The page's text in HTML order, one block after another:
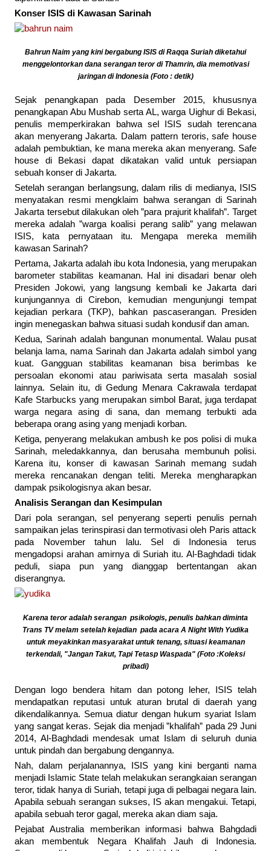
Konser ISIS di Kawasan Sarinah
Bahrun Naim yang kini bergabung ISIS di Raqqa Suriah diketahui
menggelontorkan dana serangan teror di Thamrin, dia memotivasi
jaringan di Indonesia (Foto : detik)
Sejak penangkapan pada Desember 2015, khususnya
penangkapan Abu Mushab serta AL, warga Uighur di Bekasi,
penulis memperkirakan bahwa sel ISIS sudah terencana
akan menyerang Jakarta. Dalam pattern teroris, safe house
adalah pembuktian, ke mana mereka akan menyerang. Safe
house di Bekasi dapat dikatakan valid untuk persiapan
sebuah konser di Jakarta.
Setelah serangan berlangsung, dalam rilis di medianya, ISIS
menyatakan resmi mengklaim bahwa serangan di Sarinah
Jakarta tersebut dilakukan oleh ”para prajurit khalifah”. Target
mereka adalah ”warga koalisi perang salib” yang melawan
ISIS, kata pernyataan itu. Mengapa mereka memilih
kawasan Sarinah?
Pertama, Jakarta adalah ibu kota Indonesia, yang merupakan
barometer stabilitas keamanan. Hal ini disadari benar oleh
Presiden Jokowi, yang langsung kembali ke Jakarta dari
kunjungannya di Cirebon, kemudian mengunjungi tempat
kejadian perkara (TKP), bahkan pascaserangan. Presiden
ingin menegaskan bahwa situasi sudah kondusif dan aman.
Kedua, Sarinah adalah bangunan monumental. Walau pusat
belanja lama, nama Sarinah dan Jakarta adalah simbol yang
kuat. Gangguan stabilitas keamanan bisa berimbas ke
persoalan ekonomi atau pariwisata serta masalah sosial
lainnya. Selain itu, di Gedung Menara Cakrawala terdapat
Kafe Starbucks yang merupakan simbol Barat, juga terdapat
warga negara asing di sana, dan memang terbukti ada
beberapa orang asing yang menjadi korban.
Ketiga, penyerang melakukan ambush ke pos polisi di muka
Sarinah, meledakkannya, dan berusaha membunuh polisi.
Karena itu, konser di kawasan Sarinah memang sudah
mereka rencanakan dengan teliti. Mereka mengharapkan
dampak psikologisnya akan besar.
Analisis Serangan dan Kesimpulan
Dari pola serangan, sel penyerang seperti penulis pernah
sampaikan jelas terinspirasi dan termotivasi oleh Paris attack
pada November tahun lalu. Sel di Indonesia terus
mengadopsi arahan amirnya di Suriah itu. Al-Baghdadi tidak
peduli, siapa pun yang dianggap bertentangan akan
diserangnya.
Karena teror adalah serangan psikologis, penulis bahkan diminta
Trans TV melam setelah kejadian pada acara A Night With Yudika
untuk meyakinkan masyarakat untuk tenang, situasi keamanan
terkendali, "Jangan Takut, Tapi Tetasp Waspada" (Foto :Koleksi
pribadi)
Dengan logo bendera hitam dan potong leher, ISIS telah
mendapatkan reputasi untuk aturan brutal di daerah yang
dikendalikannya. Semua diatur dengan hukum syariat Islam
yang sangat keras. Sejak dia menjadi ”khalifah” pada 29 Juni
2014, Al-Baghdadi mendesak umat Islam di seluruh dunia
untuk pindah dan bergabung dengannya.
Nah, dalam perjalanannya, ISIS yang kini berganti nama
menjadi Islamic State telah melakukan serangkaian serangan
teror, tidak hanya di Suriah, tetapi juga di pelbagai negara lain.
Apabila sebuah serangan sukses, IS akan mengakui. Tetapi,
apabila sebuah teror gagal, mereka akan diam saja.
Pejabat Australia memberikan informasi bahwa Bahgdadi
akan membentuk Negara Khalifah Jauh di Indonesia.